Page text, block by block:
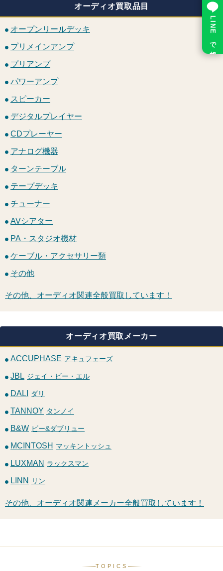
オーディオ買取品目
オープンリールデッキ
プリメインアンプ
プリアンプ
パワーアンプ
スピーカー
デジタルプレイヤー
CDプレーヤー
アナログ機器
ターンテーブル
テープデッキ
チューナー
AVシアター
PA・スタジオ機材
ケーブル・アクセサリー類
その他
その他、オーディオ関連全般買取しています！
オーディオ買取メーカー
ACCUPHASE アキュフェーズ
JBL ジェイ・ビー・エル
DALI ダリ
TANNOY タンノイ
B&W ビー&ダブリュー
MCINTOSH マッキントッシュ
LUXMAN ラックスマン
LINN リン
その他、オーディオ関連メーカー全般買取しています！
TOPICS
LINE で相談